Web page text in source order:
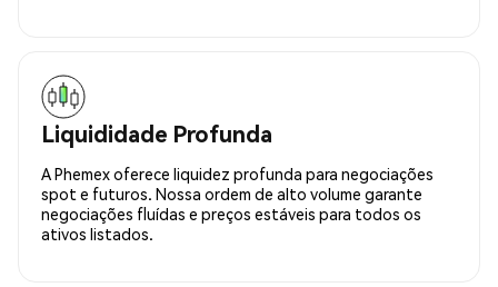
Liquididade Profunda
A Phemex oferece liquidez profunda para negociações
spot e futuros. Nossa ordem de alto volume garante
negociações fluídas e preços estáveis para todos os
ativos listados.